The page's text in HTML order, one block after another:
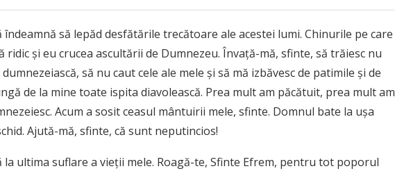
să lepăd desfătările trecătoare ale acestei lumi. Chinurile pe care
ridic şi eu crucea ascultării de Dumnezeu. Învaţă-mă, sfinte, să trăiesc nu
să nu caut cele ale mele şi să mă izbăvesc de patimile şi de
de la mine toate ispita diavolească. Prea mult am păcătuit, prea mult am
Acum a sosit ceasul mântuirii mele, sfinte. Domnul bate la uşa
Ajută-mă, sfinte, că sunt neputincios!
ultima suflare a vieţii mele. Roagă-te, Sfinte Efrem, pentru tot poporul